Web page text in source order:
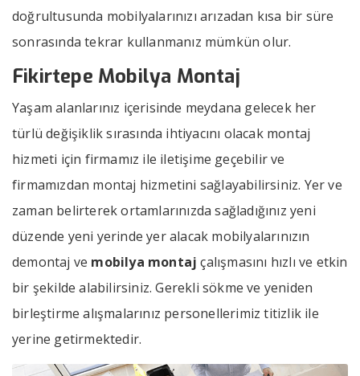
doğrultusunda mobilyalarınızı arızadan kısa bir süre
sonrasında tekrar kullanmanız mümkün olur.
Fikirtepe Mobilya Montaj
Yaşam alanlarınız içerisinde meydana gelecek her
türlü değişiklik sırasında ihtiyacını olacak montaj
hizmeti için firmamız ile iletişime geçebilir ve
firmamızdan montaj hizmetini sağlayabilirsiniz. Yer ve
zaman belirterek ortamlarınızda sağladığınız yeni
düzende yeni yerinde yer alacak mobilyalarınızın
demontaj ve mobilya montaj çalışmasını hızlı ve etkin
bir şekilde alabilirsiniz. Gerekli sökme ve yeniden
birleştirme alışmalarınız personellerimiz titizlik ile
yerine getirmektedir.